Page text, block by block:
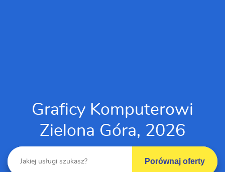
Graficy Komputerowi
Zielona Góra, 2026
Porównaj oferty